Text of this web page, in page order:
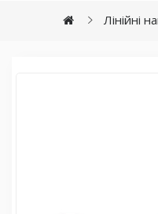
Лінійні